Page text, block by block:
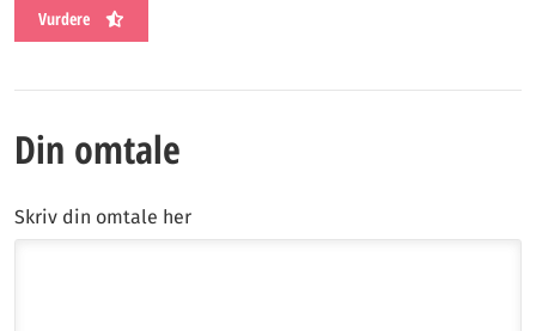
Vurdere
Din omtale
Skriv din omtale her